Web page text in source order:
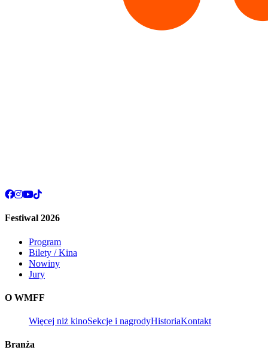
Festiwal 2026
Program
Bilety / Kina
Nowiny
Jury
O WMFF
Więcej niż kinoSekcje i nagrodyHistoriaKontakt
Branża